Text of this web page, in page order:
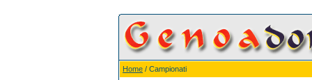
Home / Campionati